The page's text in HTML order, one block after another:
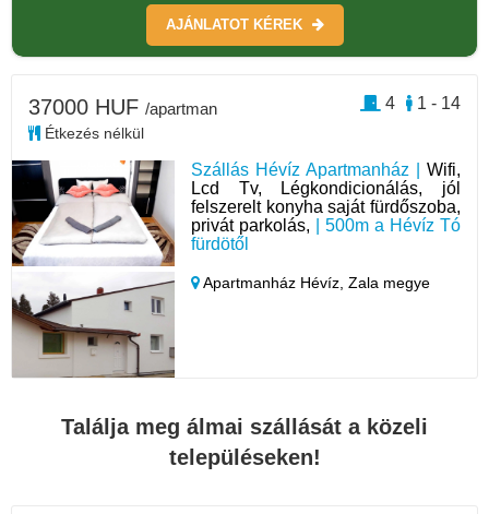
AJÁNLATOT KÉREK
Szállás Hévíz Apartmanház | Wifi,
Lcd Tv, Légkondicionálás, jól
felszerelt konyha saját fürdőszoba,
privát parkolás, | 500m a Hévíz Tó
fürdötől
Apartmanház Hévíz,Zala megye
37000 HUF /apartman
Étkezés nélkül
1 - 14
4
Találja meg álmai szállását a közeli
településeken!